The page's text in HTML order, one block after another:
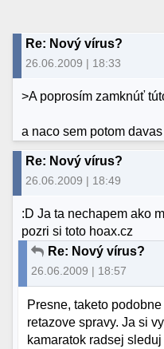
Re: Nový vírus?
26.06.2009 | 18:33
>A poprosím zamknúť
a naco sem potom
Re: Nový vírus?
26.06.2009 | 18:49
:D Ja ta nechapem ako
pozri si toto hoax.cz
Re: Nový vírus?
26.06.2009 | 18:57
Presne, taketo
retazove spravy. Ja si
kamaratok radsej